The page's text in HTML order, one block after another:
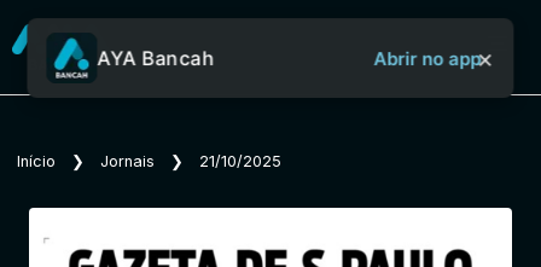
Sobre o Aya Bancah
AYA Bancah Abrir no app×
Início ❯ Jornais ❯ 21/10/2025